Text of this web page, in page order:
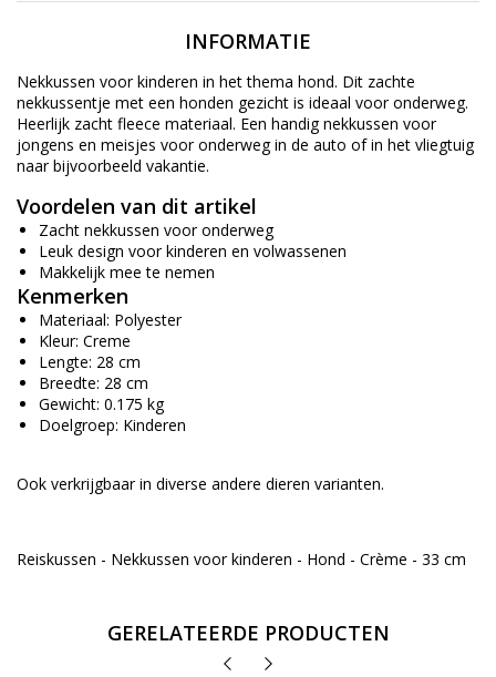
INFORMATIE
Nekkussen voor kinderen in het thema hond. Dit zachte
nekkussentje met een honden gezicht is ideaal voor onderweg.
Heerlijk zacht fleece materiaal. Een handig nekkussen voor
jongens en meisjes voor onderweg in de auto of in het vliegtuig
naar bijvoorbeeld vakantie.
Voordelen van dit artikel
Zacht nekkussen voor onderweg
Leuk design voor kinderen en volwassenen
Makkelijk mee te nemen
Kenmerken
Materiaal: Polyester
Kleur: Creme
Lengte: 28 cm
Breedte: 28 cm
Gewicht: 0.175 kg
Doelgroep: Kinderen
Ook verkrijgbaar in diverse andere dieren varianten.
Reiskussen - Nekkussen voor kinderen - Hond - Crème - 33 cm
GERELATEERDE PRODUCTEN